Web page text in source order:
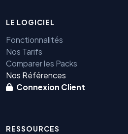
LE LOGICIEL
Fonctionnalités
Nos Tarifs
Comparer les Packs
Nos Références
Connexion Client
RESSOURCES